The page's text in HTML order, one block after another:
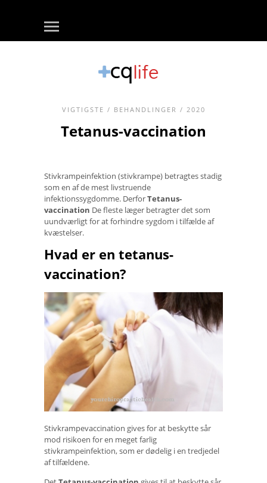
VIGTIGSTE / BEHANDLINGER / 2020
Tetanus-vaccination
Stivkrampeinfektion (stivkrampe) betragtes stadig
som en af ​​de mest livstruende
infektionssygdomme. DerforTetanus-
vaccination De fleste læger betragter det som
uundværligt for at forhindre sygdom i tilfælde af
kvæstelser.
Hvad er en tetanus-
vaccination?
Stivkrampevaccination gives for at beskytte sår
mod risikoen for en meget farlig
stivkrampeinfektion, som er dødelig i en tredjedel
af tilfældene.